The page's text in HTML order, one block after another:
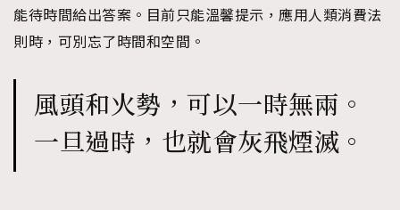
能待時間給出答案。目前只能溫馨提示，應用人類消費法
則時，可別忘了時間和空間。
風頭和火勢，可以一時無兩。
一旦過時，也就會灰飛煙滅。